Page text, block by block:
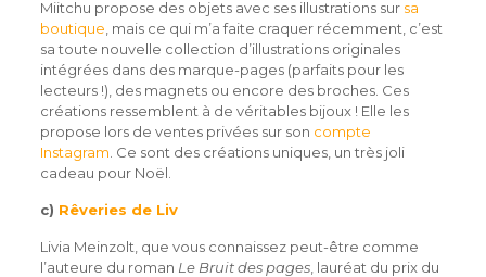
Miitchu propose des objets avec ses illustrations sur sa
boutique , mais ce qui m’a faite craquer récemment, c’est
sa toute nouvelle collection d’illustrations originales
intégrées dans des marque-pages (parfaits pour les
lecteurs !), des magnets ou encore des broches. Ces
créations ressemblent à de véritables bijoux ! Elle les
propose lors de ventes privées sur son compte
Instagram . Ce sont des créations uniques, un très joli
cadeau pour Noël.
c) Rêveries de Liv
Livia Meinzolt, que vous connaissez peut-être comme
l’auteure du roman Le Bruit des pages, lauréat du prix du